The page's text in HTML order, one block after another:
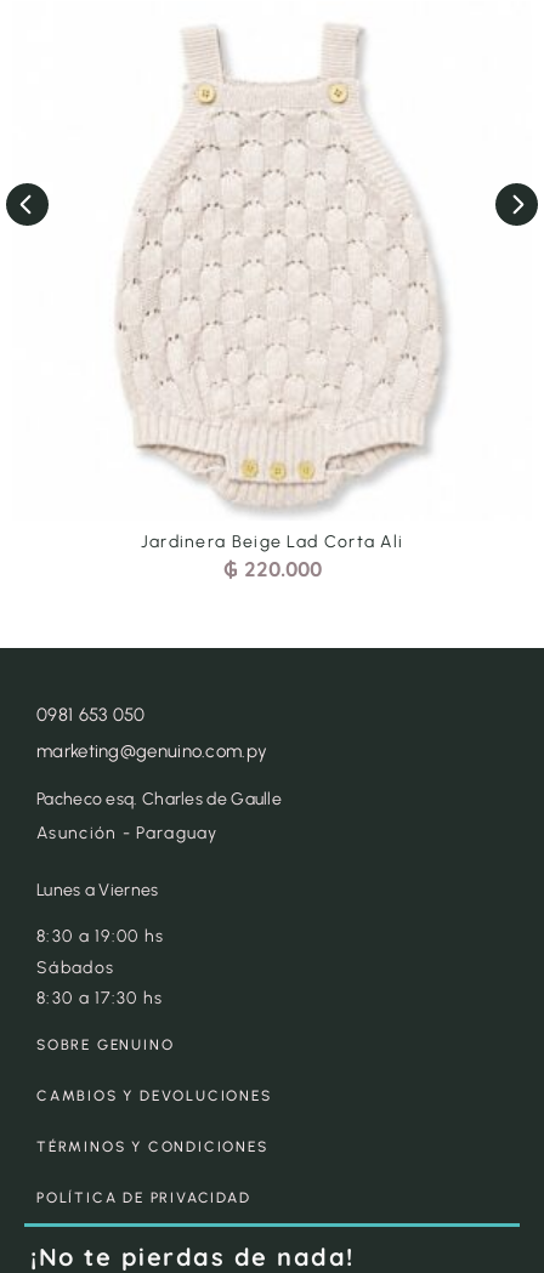
Jardinera Beige Lad Corta Ali
₲ 220.000
0981 653 050
marketing@genuino.com.py
Pacheco esq. Charles de Gaulle
Asunción - Paraguay
Lunes a Viernes
8:30 a 19:00 hs
Sábados
8:30 a 17:30 hs
SOBRE GENUINO
CAMBIOS Y DEVOLUCIONES
TÉRMINOS Y CONDICIONES
POLÍTICA DE PRIVACIDAD
¡No te pierdas de nada!